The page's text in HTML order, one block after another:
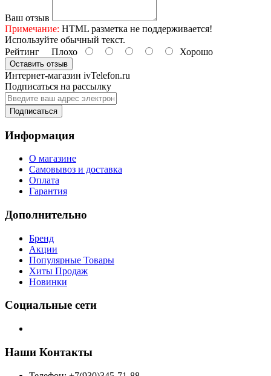
Ваш отзыв
Примечание: HTML разметка не поддерживается!
Используйте обычный текст.
Рейтинг Плохо Хорошо
Оставить отзыв
Интернет-магазин ivTelefon.ru
Подписаться на рассылку
Подписаться
Информация
О магазине
Самовывоз и доставка
Оплата
Гарантия
Дополнительно
Бренд
Акции
Популярные Товары
Хиты Продаж
Новинки
Социальные сети
Наши Контакты